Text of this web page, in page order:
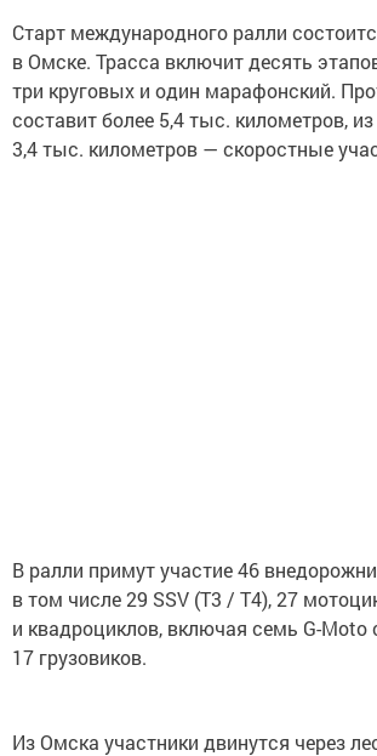
Старт международного ралли
в Омске. Трасса включит десять
три круговых и один марафонский.
составит более 5,4 тыс. километров,
3,4 тыс. километров — скоростные
В ралли примут участие 46
в том числе 29 SSV (T3 / T4), 27
и квадроциклов, включая семь G-Moto
17 грузовиков.
Из Омска участники двинутся через